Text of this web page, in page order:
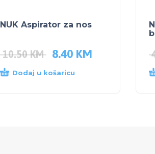
NUK Aspirator za nos
10.50KM 8.40 KM
Dodaj u košaricu